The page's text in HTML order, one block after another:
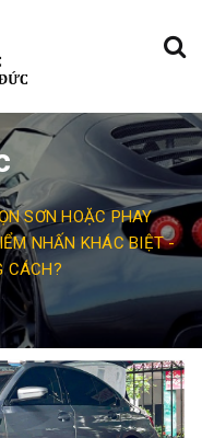
SƠN HOẶC PHAY
NHẤN KHÁC BIỆT -
CÁCH?